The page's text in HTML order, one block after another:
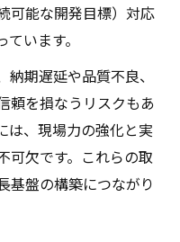
可能な開発目標）対応
います。
期遅延や品質不良、
頼を損なうリスクもあ
は、現場力の強化と実
可欠です。これらの取
基盤の構築につながり